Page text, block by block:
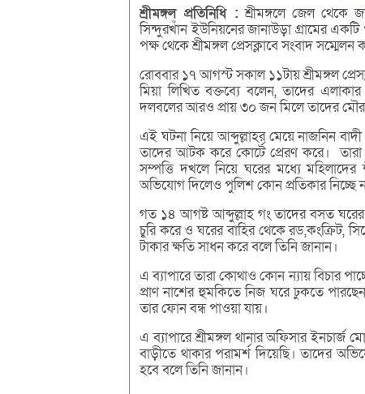
শ্রীমঙ্গল প্রতিনিধি : শ্রীমঙ্গলে জেল থেকে
সিন্দুরখাঁন ইউনিয়নের জানাউড়া গ্রামের
পক্ষ থেকে শ্রীমঙ্গল প্রেসক্লাবে সংবাদ সম্মেলন
রোববার ১৭ আগস্ট সকাল ১১টায় শ্রীমঙ্গল
মিয়া লিখিত বক্তব্যে বলেন, তাদের
দলবলের আরও প্রায় ৩০ জন মিলে তাদের
এই ঘটনা নিয়ে আব্দুল্লাহর মেয়ে নাজনিন
তাদের আটক করে কোর্টে প্রেরণ করে।
সম্পত্তি দখলে নিয়ে ঘরের মধ্যে মহিলাদের
অভিযোগ দিলেও পুলিশ কোন প্রতিকার নিচ্ছে
গত ১৪ আগষ্ট আব্দুল্লাহ গং তাদের বসত
চুরি করে ও ঘরের বাহির থেকে রড,কংক্রিট,
টাকার ক্ষতি সাধন করে বলে তিনি জানান।
এ ব্যাপারে তারা কোথাও কোন ন্যায় বিচার
প্রাণ নাশের হুমকিতে নিজ ঘরে ঢুকতে
তার ফোন বন্ধ পাওয়া যায়।
এ ব্যাপারে শ্রীমঙ্গল থানার অফিসার
বাড়ীতে থাকার পরামর্শ দিয়েছি। তাদের
হবে বলে তিনি জানান।